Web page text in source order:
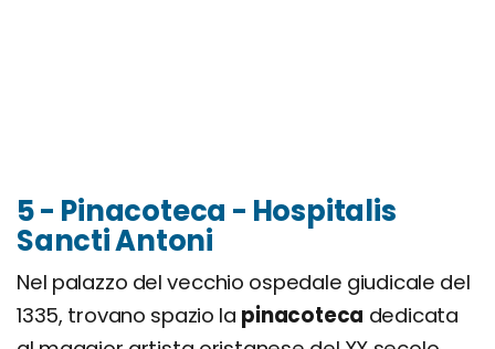
5 - Pinacoteca - Hospitalis
Sancti Antoni
Nel palazzo del vecchio ospedale giudicale del
1335, trovano spazio la pinacoteca dedicata